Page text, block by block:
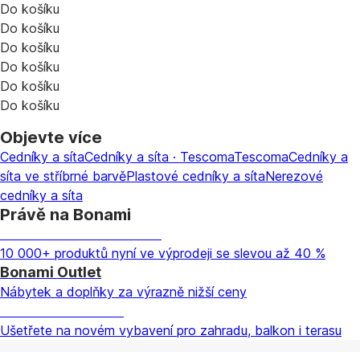
Do košíku
Do košíku
Do košíku
Do košíku
Do košíku
Do košíku
Objevte více
Cedníky a sítaCedníky a síta · TescomaTescomaCedníky a
síta ve stříbrné barvěPlastové cedníky a sítaNerezové
cedníky a síta
Právě na Bonami
10 000+ produktů nyní ve výprodeji se slevou až 40 %
Bonami Outlet
Nábytek a doplňky za výrazně nižší ceny
Ušetřete na novém vybavení pro zahradu, balkon i terasu